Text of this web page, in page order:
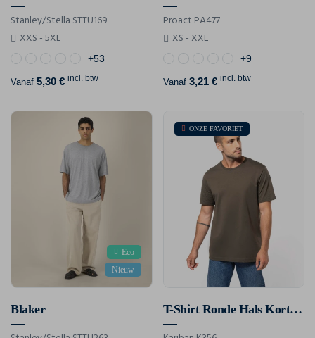
Stanley/Stella STTU169
XXS - 5XL
+53
Vanaf 5,30 € incl. btw
Proact PA477
XS - XXL
+9
Vanaf 3,21 € incl. btw
Eco
Nieuw
Blaker
ONZE FAVORIET
T-Shirt Ronde Hals Korte Mouwen